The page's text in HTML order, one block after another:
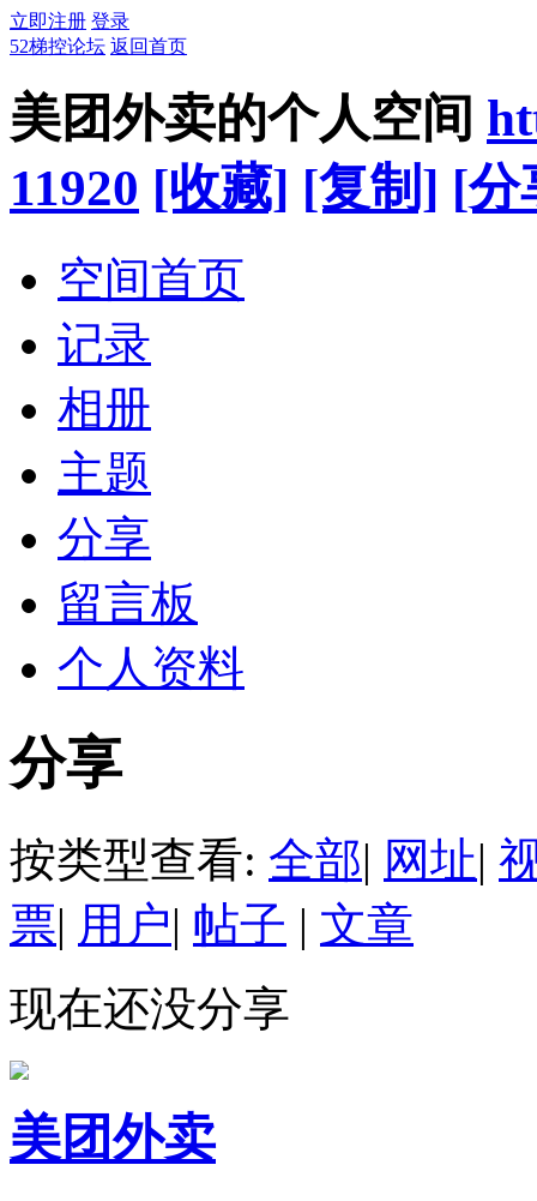
立即注册 登录
52梯控论坛 返回首页
美团外卖的个人空间
11920 [收藏] [复制] [分
空间首页
记录
相册
主题
分享
留言板
个人资料
分享
按类型查看: 全部| 网址|
票| 用户| 帖子 | 文章
现在还没分享
美团外卖